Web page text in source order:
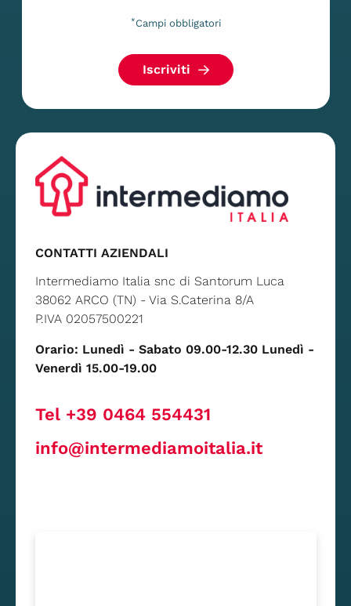
*Campi obbligatori
Iscriviti
CONTATTI AZIENDALI
Intermediamo Italia snc di Santorum Luca
38062 ARCO (TN) - Via S.Caterina 8/A
P.IVA 02057500221
Orario: Lunedì - Sabato 09.00-12.30 Lunedì -
Venerdì 15.00-19.00
Tel +39 0464 554431
info@intermediamoitalia.it